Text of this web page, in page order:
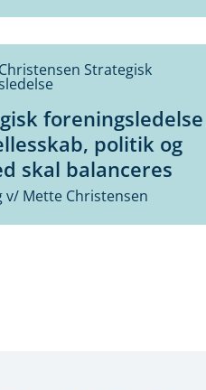
foreningsledelse
politik og
skal balanceres
v/ Mette Christensen